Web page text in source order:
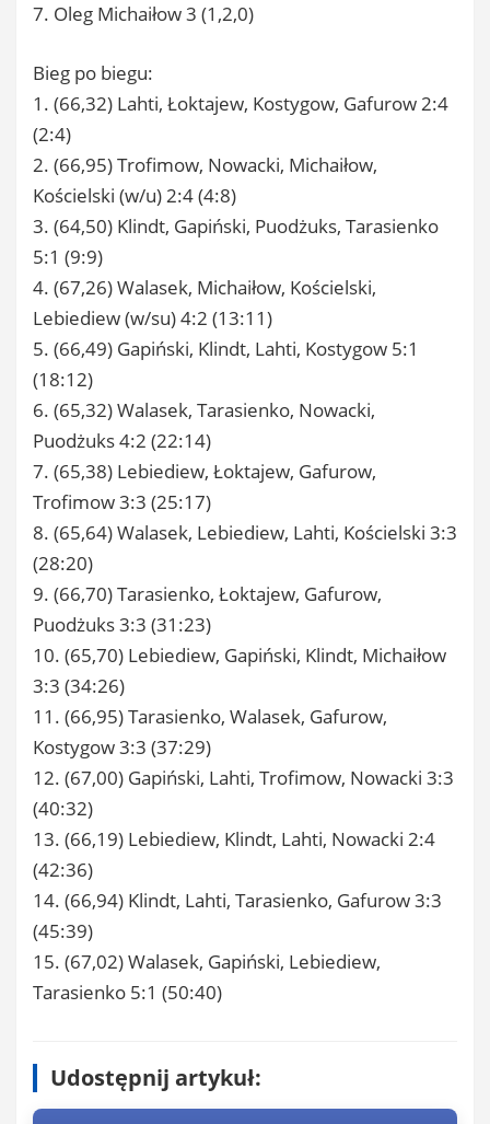
7. Oleg Michaiłow 3 (1,2,0)
Bieg po biegu:
1. (66,32) Lahti, Łoktajew, Kostygow, Gafurow 2:4
(2:4)
2. (66,95) Trofimow, Nowacki, Michaiłow,
Kościelski (w/u) 2:4 (4:8)
3. (64,50) Klindt, Gapiński, Puodżuks, Tarasienko
5:1 (9:9)
4. (67,26) Walasek, Michaiłow, Kościelski,
Lebiediew (w/su) 4:2 (13:11)
5. (66,49) Gapiński, Klindt, Lahti, Kostygow 5:1
(18:12)
6. (65,32) Walasek, Tarasienko, Nowacki,
Puodżuks 4:2 (22:14)
7. (65,38) Lebiediew, Łoktajew, Gafurow,
Trofimow 3:3 (25:17)
8. (65,64) Walasek, Lebiediew, Lahti, Kościelski 3:3
(28:20)
9. (66,70) Tarasienko, Łoktajew, Gafurow,
Puodżuks 3:3 (31:23)
10. (65,70) Lebiediew, Gapiński, Klindt, Michaiłow
3:3 (34:26)
11. (66,95) Tarasienko, Walasek, Gafurow,
Kostygow 3:3 (37:29)
12. (67,00) Gapiński, Lahti, Trofimow, Nowacki 3:3
(40:32)
13. (66,19) Lebiediew, Klindt, Lahti, Nowacki 2:4
(42:36)
14. (66,94) Klindt, Lahti, Tarasienko, Gafurow 3:3
(45:39)
15. (67,02) Walasek, Gapiński, Lebiediew,
Tarasienko 5:1 (50:40)
Udostępnij artykuł: